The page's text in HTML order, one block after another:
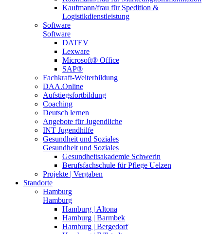
Kaufmann/frau für Spedition &
Logistikdienstleistung
Software
Software
DATEV
Lexware
Microsoft® Office
SAP®
Fachkraft-Weiterbildung
DAA.Online
Aufstiegsfortbildung
Coaching
Deutsch lernen
Angebote für Jugendliche
INT Jugendhilfe
Gesundheit und Soziales
Gesundheit und Soziales
Gesundheitsakademie Schwerin
Berufsfachschule für Pflege Uelzen
Projekte | Vergaben
Standorte
Hamburg
Hamburg
Hamburg | Altona
Hamburg | Barmbek
Hamburg | Bergedorf